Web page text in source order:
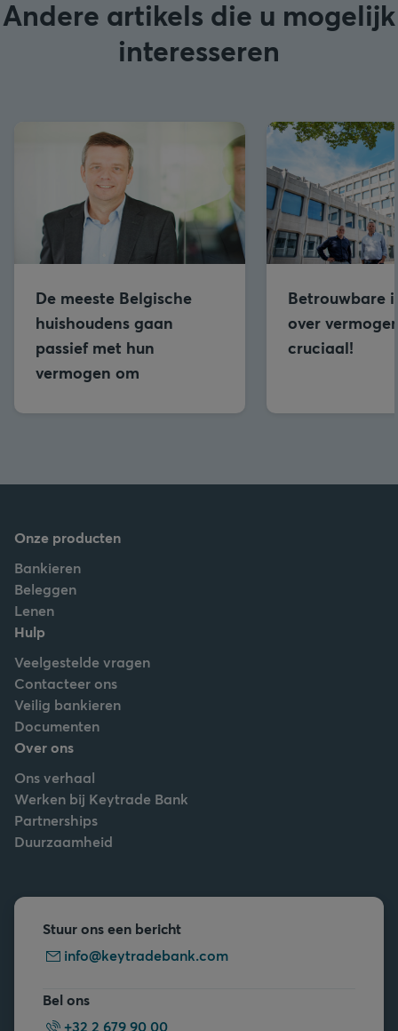
Andere artikels die u mogelijk
interesseren
De meeste Belgische
huishoudens gaan
passief met hun
vermogen om
Betrouwbare
over
cruciaal!
Onze producten
Bankieren
Beleggen
Lenen
Hulp
Veelgestelde vragen
Contacteer ons
Veilig bankieren
Documenten
Over ons
Ons verhaal
Werken bij Keytrade Bank
Partnerships
Duurzaamheid
Stuur ons een bericht
info@keytradebank.com
Bel ons
+32 2 679 90 00